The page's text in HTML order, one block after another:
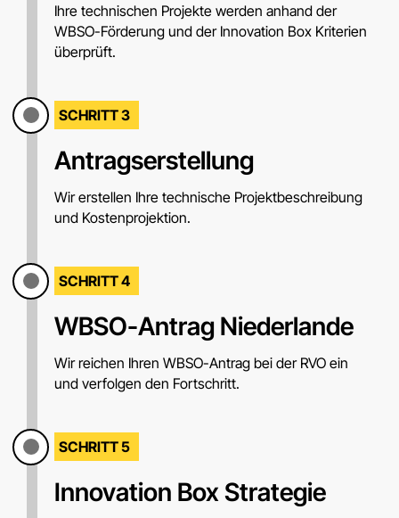
Ihre technischen Projekte werden anhand der
WBSO-Förderung und der Innovation Box Kriterien
überprüft.
SCHRITT 3
Antragserstellung
Wir erstellen Ihre technische Projektbeschreibung
und Kostenprojektion.
SCHRITT 4
WBSO-Antrag Niederlande
Wir reichen Ihren WBSO-Antrag bei der RVO ein
und verfolgen den Fortschritt.
SCHRITT 5
Innovation Box Strategie